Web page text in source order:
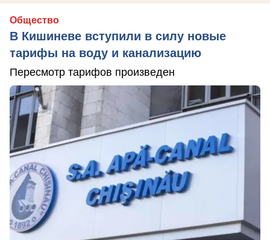
Общество
В Кишиневе вступили в силу новые
тарифы на воду и канализацию
Пересмотр тарифов произведен